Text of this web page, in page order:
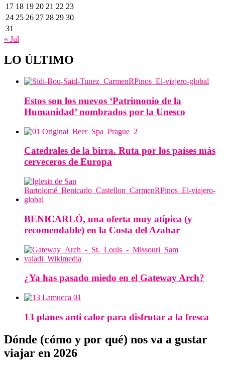
17 18 19 20 21 22 23
24 25 26 27 28 29 30
31
« Jul
LO ÚLTIMO
Estos son los nuevos ‘Patrimonio de la
Humanidad’ nombrados por la Unesco
Catedrales de la birra. Ruta por los países más
cerveceros de Europa
BENICARLÓ, una oferta muy atípica (y
recomendable) en la Costa del Azahar
¿Ya has pasado miedo en el Gateway Arch?
13 planes anti calor para disfrutar a la fresca
Dónde (cómo y por qué) nos va a gustar
viajar en 2026